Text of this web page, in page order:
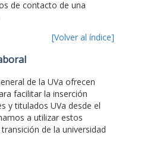
de contacto de una
[Volver al índice]
de la UVa ofrecen
facilitar la inserción
y titulados UVa desde el
a utilizar estos
de la universidad